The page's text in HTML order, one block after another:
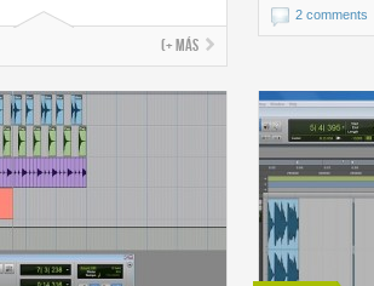
(+ más
2 comments